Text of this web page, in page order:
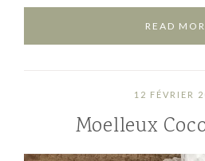
READ
12 FÉVRIER
Moelleux